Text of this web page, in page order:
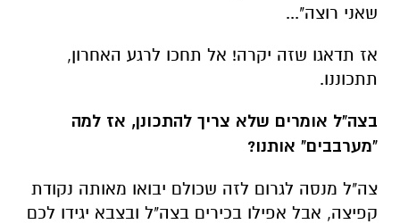
שאני רוצה"...
אז תדאגו שזה יקרה! אל תחכו לרגע האחרון,
תתכוננו.
בצה"ל אומרים שלא צריך להתכונן, אז למה
"מערבבים" אותנו?
צה"ל מנסה לגרום לזה שכולם יבואו מאותה נקודת
קפיצה, אבל אפילו בכירים בצה"ל ובצבא יגידו לכם